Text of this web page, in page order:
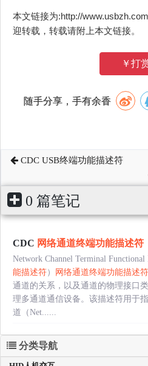
本文链接为:http://
迎转载，转载请附上本文链接。
￥打
随手分享，手有余香
CDC USB终端功能描述符
0 篇笔记
CDC 网络通道终端功能描述符
Network Channel Terminal Functional
能描述符） 网络通道终端功能描述符
通道的关系，以及通道的物理接口
理多通道通信设备。该描述符用于
道（Net......
分类导航